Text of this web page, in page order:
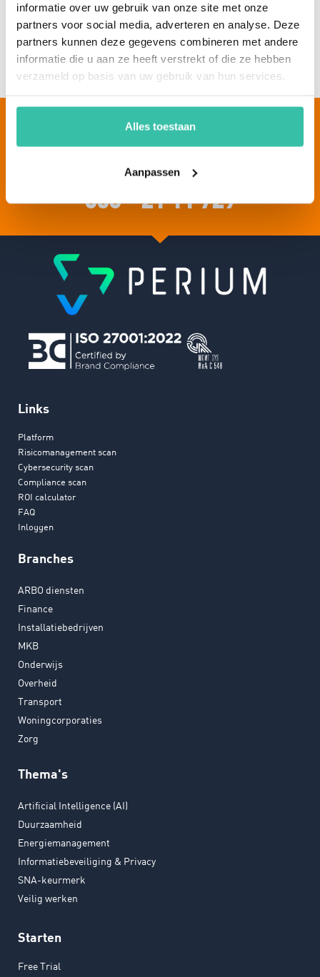
informatie over uw gebruik van onze site met onze
partners voor social media, adverteren en analyse. Deze
partners kunnen deze gegevens combineren met andere
informatie die u aan ze heeft verstrekt of die ze hebben
verzameld op basis van uw gebruik van hun services.
Alles toestaan
Aanpassen
Plan een demo
Free trail
Bel ons voor meer
informatie
050 - 21 11 729
Links
Platform
Risicomanagement scan
Cybersecurity scan
Compliance scan
ROI calculator
FAQ
Inloggen
Branches
ARBO diensten
Finance
Installatiebedrijven
MKB
Onderwijs
Overheid
Transport
Woningcorporaties
Zorg
Thema's
Artificial Intelligence (AI)
Duurzaamheid
Energiemanagement
Informatiebeveiliging & Privacy
SNA-keurmerk
Veilig werken
Starten
Free Trial